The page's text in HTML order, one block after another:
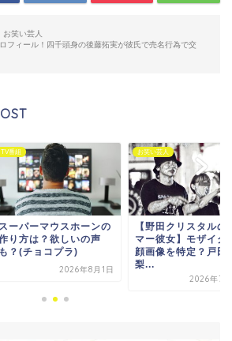
お笑い芸人
フィール！四千頭身の後藤拓実が彼氏で売名行為で交
TV番組
スーパーマウスホーンの
り方は？欲しいの声
も？(チョコプラ)
2026年8月1日
お笑い芸人
【野田クリスタルの
マー彼女】モザイク
顔画像を特定？戸田
梨...
2026年7